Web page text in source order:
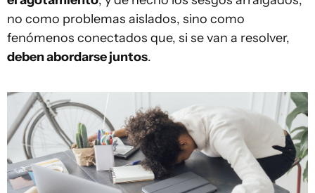
no como problemas aislados, sino como
fenómenos conectados que, si se van a resolver,
deben abordarse juntos.